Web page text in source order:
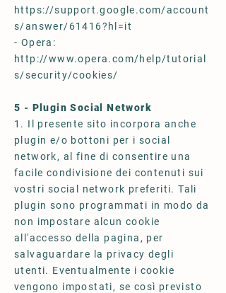
https://support.google.com/account
s/answer/61416?hl=it
- Opera:
http://www.opera.com/help/tutorial
s/security/cookies/
5 - Plugin Social Network
1. Il presente sito incorpora anche
plugin e/o bottoni per i social
network, al fine di consentire una
facile condivisione dei contenuti sui
vostri social network preferiti. Tali
plugin sono programmati in modo da
non impostare alcun cookie
all'accesso della pagina, per
salvaguardare la privacy degli
utenti. Eventualmente i cookie
vengono impostati, se così previsto